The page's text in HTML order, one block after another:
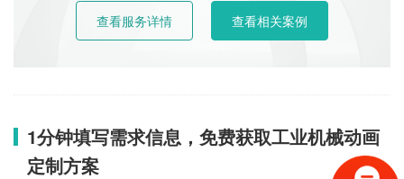
查看服务详情 查看相关案例
1分钟填写需求信息，免费获取工业机械动画
定制方案